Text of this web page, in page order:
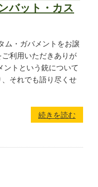
ム
て
バット・カス
ム・ガバメントをお譲
利用いただきありが
ントという銃について
それでも語り尽くせ
続きを読む